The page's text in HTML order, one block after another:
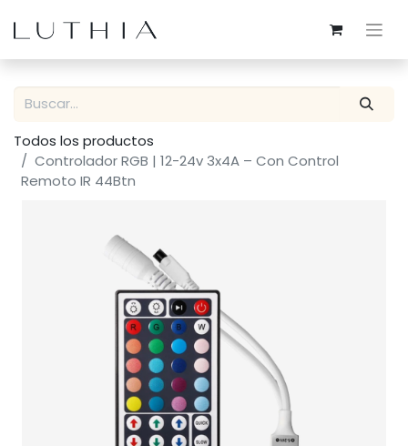
Todos los productos
Controlador RGB | 12-24v 3x4A – Con Control
Remoto IR 44Btn